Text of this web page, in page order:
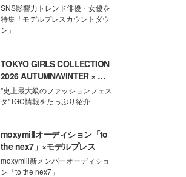
SNS影響力トレンド俳優・女優を
特集「モデルプレスカウントダウ
ン」
TOKYO GIRLS COLLECTION
2026 AUTUMN/WINTER × モ
デルプレス
"史上最大級のファッションフェス
タ"TGC情報をたっぷり紹介
moxymillオーディション「to
the nex7」×モデルプレス
moxymill新メンバーオーディショ
ン「to the nex7」